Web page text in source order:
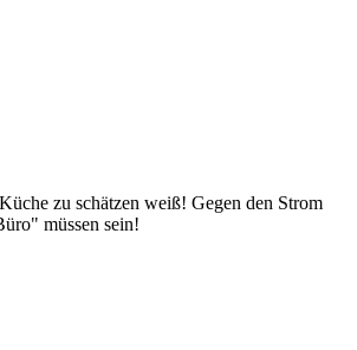
zu schätzen weiß! Gegen den Strom
müssen sein!